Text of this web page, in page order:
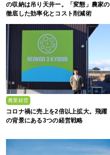
の収納は吊り天井ー。「変態」農家の
徹底した効率化とコスト削減術
農業経営
コロナ禍に売上を2倍以上拡大。飛躍
の背景にある3つの経営戦略